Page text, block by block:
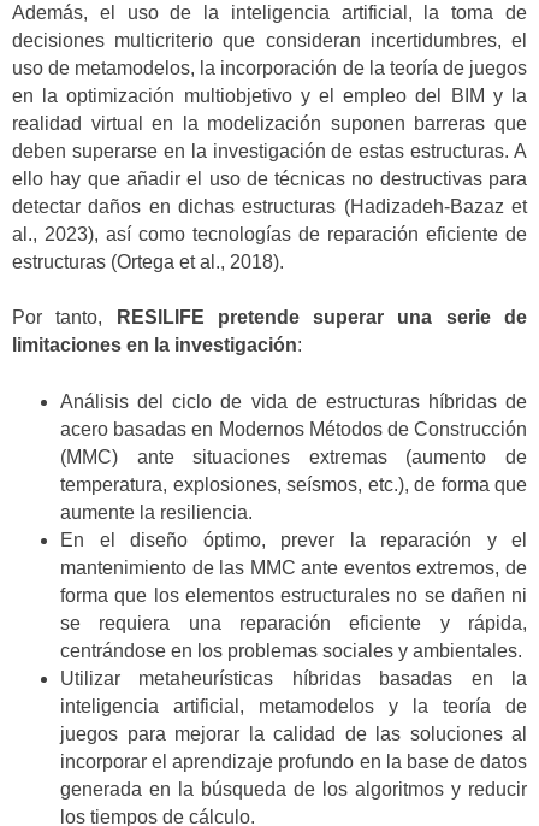
Además, el uso de la inteligencia artificial, la toma de
decisiones multicriterio que consideran incertidumbres, el
uso de metamodelos, la incorporación de la teoría de juegos
en la optimización multiobjetivo y el empleo del BIM y la
realidad virtual en la modelización suponen barreras que
deben superarse en la investigación de estas estructuras. A
ello hay que añadir el uso de técnicas no destructivas para
detectar daños en dichas estructuras (Hadizadeh-Bazaz et
al., 2023), así como tecnologías de reparación eficiente de
estructuras (Ortega et al., 2018).
Por tanto,
RESILIFE pretende superar una serie de
limitaciones en la investigación:
Análisis del ciclo de vida de estructuras híbridas de
acero basadas en Modernos Métodos de Construcción
(MMC) ante situaciones extremas (aumento de
temperatura, explosiones, seísmos, etc.), de forma que
aumente la resiliencia.
En el diseño óptimo, prever la reparación y el
mantenimiento de las MMC ante eventos extremos, de
forma que los elementos estructurales no se dañen ni
se requiera una reparación eficiente y rápida,
centrándose en los problemas sociales y ambientales.
Utilizar metaheurísticas híbridas basadas en la
inteligencia artificial, metamodelos y la teoría de
juegos para mejorar la calidad de las soluciones al
incorporar el aprendizaje profundo en la base de datos
generada en la búsqueda de los algoritmos y reducir
los tiempos de cálculo.